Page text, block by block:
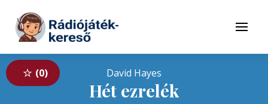
Tovább a tartalomhoz
Menü
0 David Hayes
Hét ezrelék